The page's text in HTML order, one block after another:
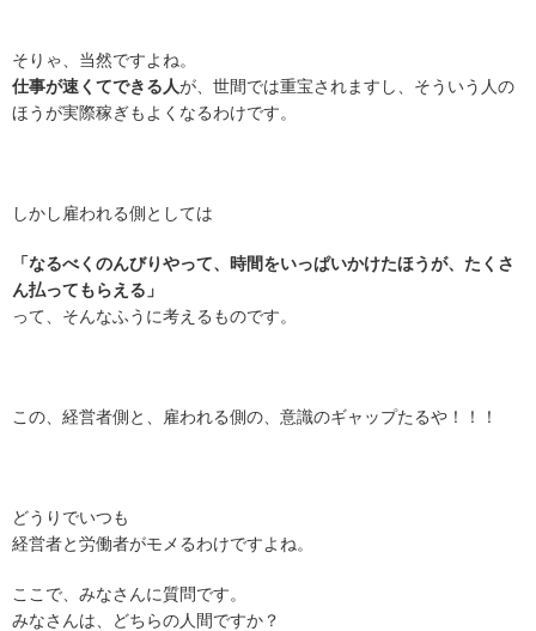
そりゃ、当然ですよね。
仕事が速くてできる人が、世間では重宝されますし、そういう人の
ほうが実際稼ぎもよくなるわけです。
しかし雇われる側としては
「なるべくのんびりやって、時間をいっぱいかけたほうが、たくさ
ん払ってもらえる」
って、そんなふうに考えるものです。
この、経営者側と、雇われる側の、意識のギャップたるや！！！
どうりでいつも
経営者と労働者がモメるわけですよね。
ここで、みなさんに質問です。
みなさんは、どちらの人間ですか？